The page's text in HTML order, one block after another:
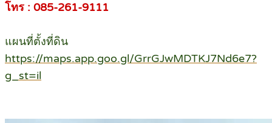
โทร : 085-261-9111
แผนที่ตั้งที่ดิน
https://maps.app.goo.gl/GrrGJwMDTKJ7Nd6e7?
g_st=il